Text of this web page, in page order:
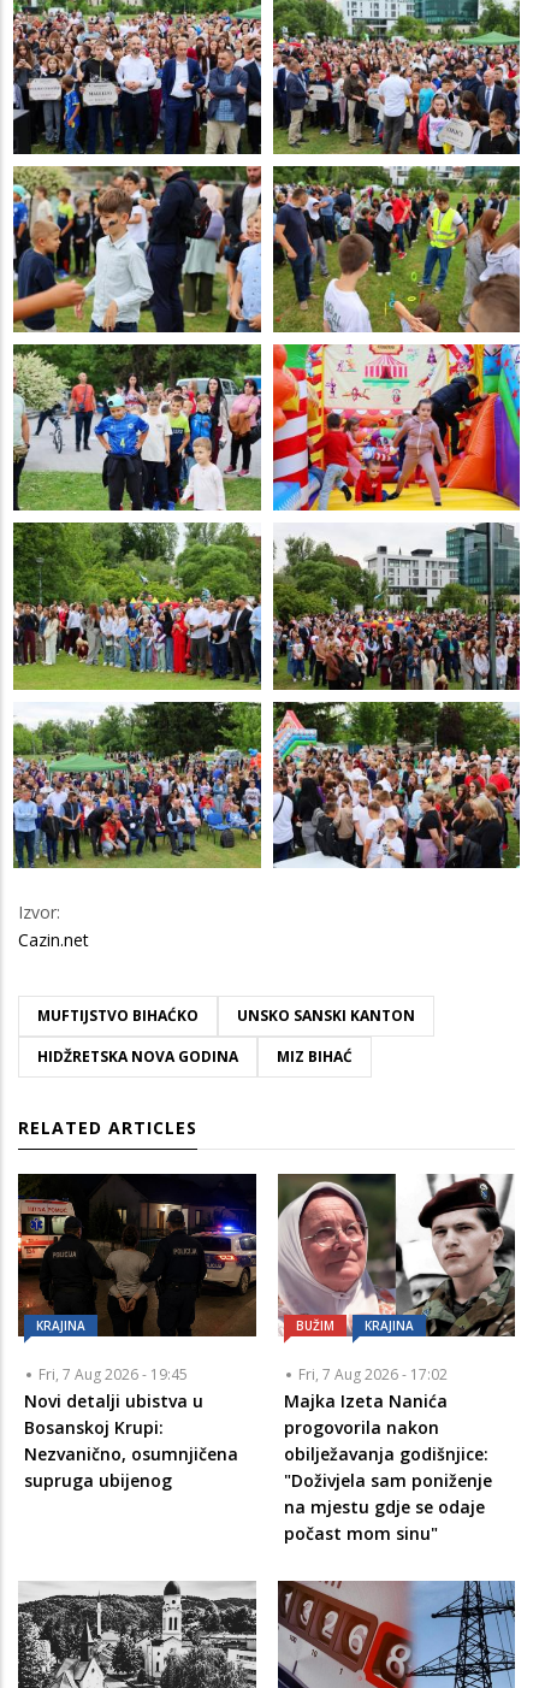
Izvor:
Cazin.net
MUFTIJSTVO BIHAĆKO
UNSKO SANSKI KANTON
HIDŽRETSKA NOVA GODINA
MIZ BIHAĆ
RELATED ARTICLES
KRAJINA
Fri, 7 Aug 2026 - 19:45
Novi detalji ubistva u
Bosanskoj Krupi:
Nezvanično, osumnjičena
supruga ubijenog
BUŽIM KRAJINA
Fri, 7 Aug 2026 - 17:02
Majka Izeta Nanića
progovorila nakon
obilježavanja godišnjice:
"Doživjela sam poniženje
na mjestu gdje se odaje
počast mom sinu"